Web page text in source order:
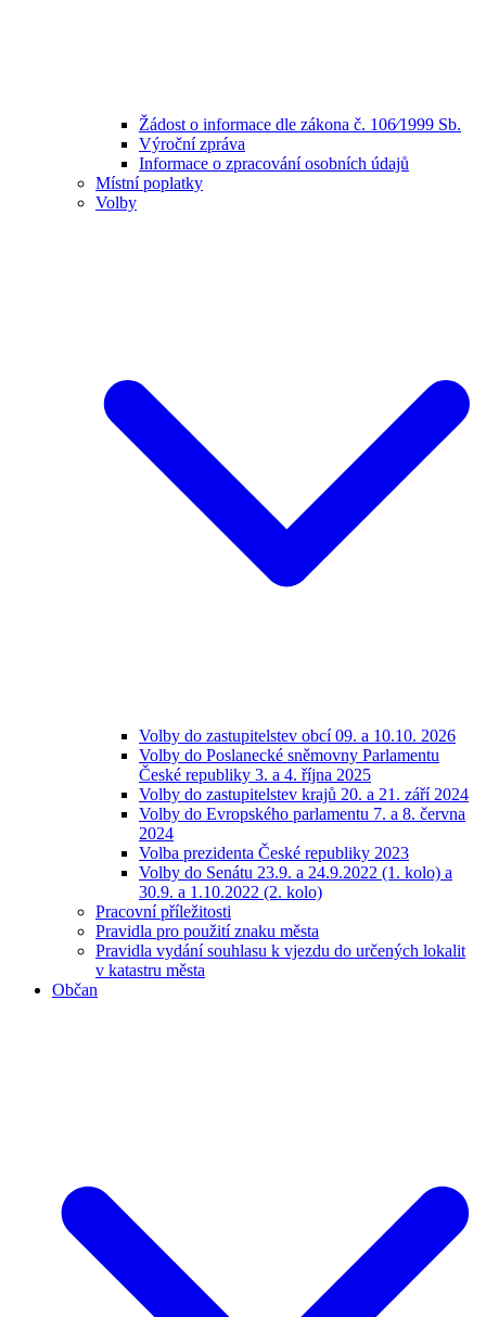
Žádost o informace dle zákona č. 106⁄1999 Sb.
Výroční zpráva
Informace o zpracování osobních údajů
Místní poplatky
Volby
Volby do zastupitelstev obcí 09. a 10.10. 2026
Volby do Poslanecké sněmovny Parlamentu
České republiky 3. a 4. října 2025
Volby do zastupitelstev krajů 20. a 21. září 2024
Volby do Evropského parlamentu 7. a 8. června
2024
Volba prezidenta České republiky 2023
Volby do Senátu 23.9. a 24.9.2022 (1. kolo) a
30.9. a 1.10.2022 (2. kolo)
Pracovní příležitosti
Pravidla pro použití znaku města
Pravidla vydání souhlasu k vjezdu do určených lokalit
v katastru města
Občan